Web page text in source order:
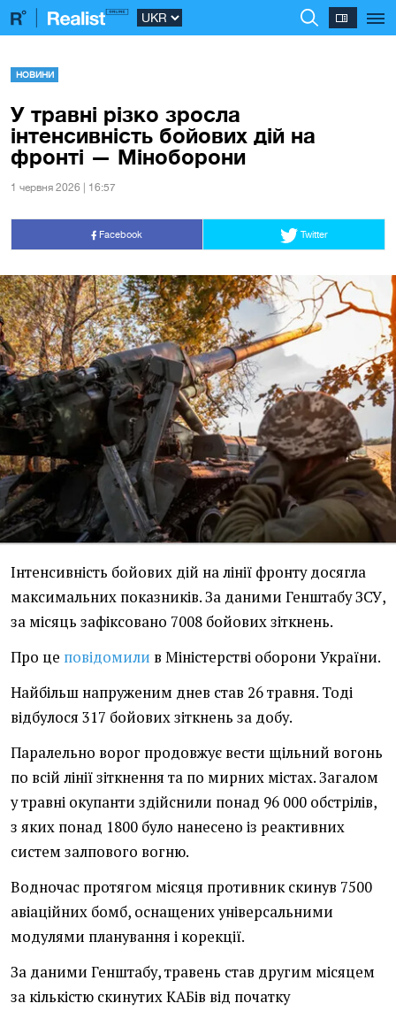
НОВИНИ
У травні різко зросла
інтенсивність бойових дій на
фронті — Міноборони
1 червня 2026 | 16:57
Facebook Twitter
Інтенсивність бойових дій на лінії фронту досягла
максимальних показників. За даними Генштабу ЗСУ,
за місяць зафіксовано 7008 бойових зіткнень.
Про це повідомили в Міністерстві оборони України.
Найбільш напруженим днев став 26 травня. Тоді
відбулося 317 бойових зіткнень за добу.
Паралельно ворог продовжує вести щільний вогонь
по всій лінії зіткнення та по мирних містах. Загалом
у травні окупанти здійснили понад 96 000 обстрілів,
з яких понад 1800 було нанесено із реактивних
систем залпового вогню.
Водночас протягом місяця противник скинув 7500
авіаційних бомб, оснащених універсальними
модулями планування і корекції.
За даними Генштабу, травень став другим місяцем
за кількістю скинутих КАБів від початку